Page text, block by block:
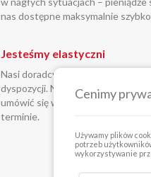
Cenimy
Używamy plików
potrzeb
wykorzystywanie
nas dostępne maksymalnie
Jesteśmy elastyczni
Nasi doradcy finansowi są do
dyspozycji. Na spotkanie możesz
umówić się w dogodnym dla
terminie.